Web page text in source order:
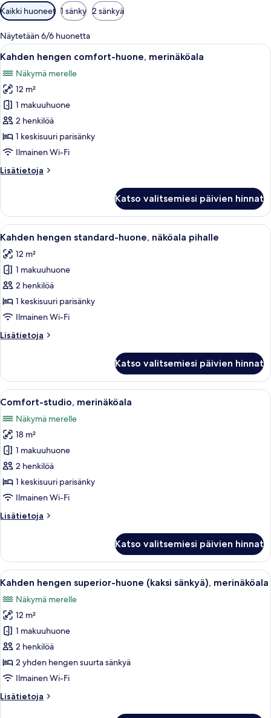
Huoneille
saatavilla
olevia
suodattimia
Kaikki huoneet 1 sänky 2 sänkyä
Näytetään 6/6 huonetta
Avaa
kaikki
huonetyypin
Kahden
hengen
comfort-
huone,
merinäköala
Hotellihuone, jossa on sänky,
7
Kahden hengen comfort-huone, merinäköala
Näkymä merelle
12 m²
1 makuuhuone
2 henkilöä
1 keskisuuri parisänky
Ilmainen Wi-Fi
Lisätietoja
Lisätietoja
comfort-
huone,
merinäköala
Katso valitsemiesi päivien hinnat
Avaa
kaikki
huonetyypin
Kahden
hengen
standard-
huone,
pihalle
Hotellihuone, jossa on sänky,
5
Kahden hengen standard-huone, näköala pihalle
12 m²
1 makuuhuone
2 henkilöä
1 keskisuuri parisänky
Ilmainen Wi-Fi
Lisätietoja
Lisätietoja
standard-
huone,
näköala
Katso valitsemiesi päivien hinnat
Avaa
kaikki
huonetyypin
Comfort-
studio,
merinäköala
kuvat
Hotellihuone, jossa on sänky,
5
Comfort-studio, merinäköala
Näkymä merelle
18 m²
1 makuuhuone
2 henkilöä
1 keskisuuri parisänky
Ilmainen Wi-Fi
Lisätietoja
Lisätietoja
merinäköala
Katso valitsemiesi päivien hinnat
Avaa
kaikki
huonetyypin
Kahden
hengen
superior-
huone
(kaksi
merinäköala
Hotellihuone, jossa on suuri sänky,
5
Kahden hengen superior-huone (kaksi sänkyä), merinäköala
Näkymä merelle
12 m²
1 makuuhuone
2 henkilöä
2 yhden hengen suurta sänkyä
Ilmainen Wi-Fi
Lisätietoja
Lisätietoja